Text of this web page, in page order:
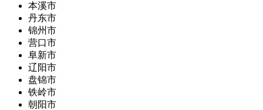
本溪市
丹东市
锦州市
营口市
阜新市
辽阳市
盘锦市
铁岭市
朝阳市